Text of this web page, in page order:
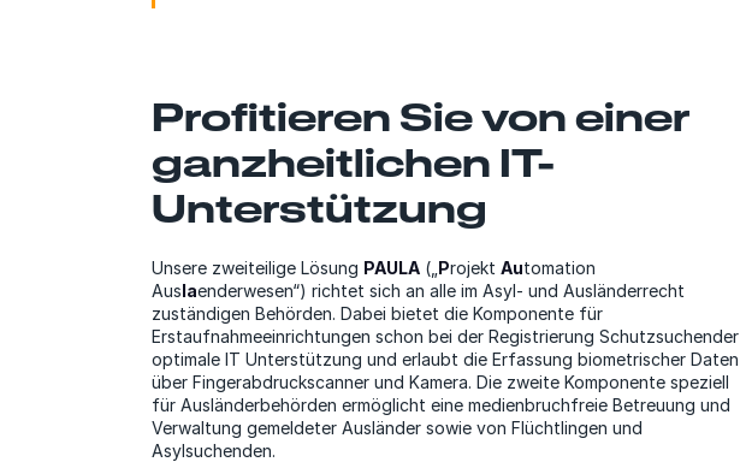
Profitieren Sie von einer
ganzheitlichen IT-
Unterstützung
Unsere zweiteilige Lösung PAULA („ ProjektAutomation
Auslaenderwesen“) richtet sich an alle im Asyl- und Ausländerrecht
zuständigen Behörden. Dabei bietet die Komponente für
Erstaufnahmeeinrichtungen schon bei der Registrierung Schutzsuchender
optimale IT Unterstützung und erlaubt die Erfassung biometrischer Daten
über Fingerabdruckscanner und Kamera. Die zweite Komponente speziell
für Ausländerbehörden ermöglicht eine medienbruchfreie Betreuung und
Verwaltung gemeldeter Ausländer sowie von Flüchtlingen und
Asylsuchenden.